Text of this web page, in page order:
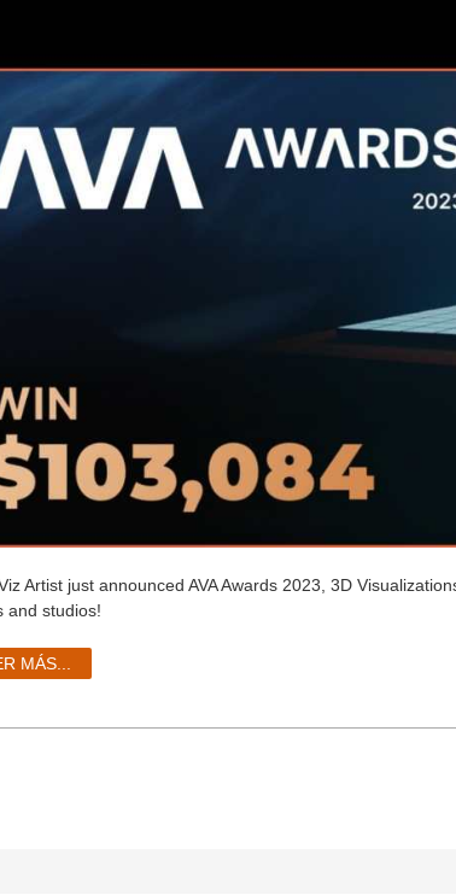
Artist just announced AVA Awards 2023, 3D
and studios!
MÁS...